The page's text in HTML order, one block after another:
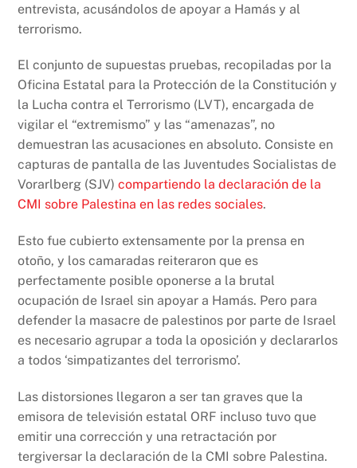
entrevista, acusándolos de apoyar a Hamás y al
terrorismo.
El conjunto de supuestas pruebas, recopiladas por la
Oficina Estatal para la Protección de la Constitución y
la Lucha contra el Terrorismo (LVT), encargada de
vigilar el “extremismo” y las “amenazas”, no
demuestran las acusaciones en absoluto. Consiste en
capturas de pantalla de las Juventudes Socialistas de
Vorarlberg (SJV)compartiendo la declaración de la
CMI sobre Palestina en las redes sociales.
Esto fue cubierto extensamente por la prensa en
otoño, y los camaradas reiteraron que es
perfectamente posible oponerse a la brutal
ocupación de Israel sin apoyar a Hamás. Pero para
defender la masacre de palestinos por parte de Israel
es necesario agrupar a toda la oposición y declararlos
a todos ‘simpatizantes del terrorismo’.
Las distorsiones llegaron a ser tan graves que la
emisora de televisión ​​estatal ORF incluso tuvo que
emitir una corrección y una retractación por
tergiversar la declaración de la CMI sobre Palestina.